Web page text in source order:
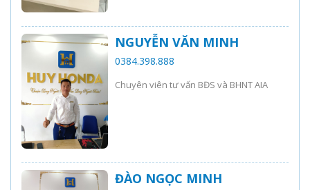
NGUYỄN VĂN MINH
0384.398.888
Chuyên viên tư vấn BĐS và BHNT AIA
ĐÀO NGỌC MINH